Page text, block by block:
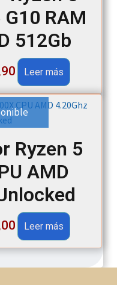
RAM
512Gb
Current
price
is:
$599,90.
Leer más
Ryzen 5
AMD
Current
price
is:
Leer más